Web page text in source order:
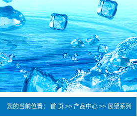
您的当前位置： 首 页 >> 产品中心 >> 展望系列